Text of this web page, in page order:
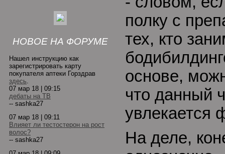
НОВОЕ НА ФОРУМЕ
Нашел инструкцию как
зарегистрировать карту
покупателя аптеки Горздрав
здесь.
07 мар 18 | 09:15
дебаты на ТВ
-- sashka27
07 мар 18 | 09:11
Влияет ли тестостерон на рост
волос?
-- sashka27
полку с
тех, кто
основе,
что данный
увлекается
На деле,